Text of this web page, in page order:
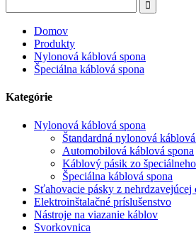
Domov
Produkty
Nylonová káblová spona
Špeciálna káblová spona
Kategórie
Nylonová káblová spona
Štandardná nylonová
Automobilová káblová spona
Káblový pásik zo
Špeciálna káblová spona
Sťahovacie pásky z nehrdzavejúcej
Elektroinštalačné príslušenstvo
Nástroje na viazanie káblov
Svorkovnica